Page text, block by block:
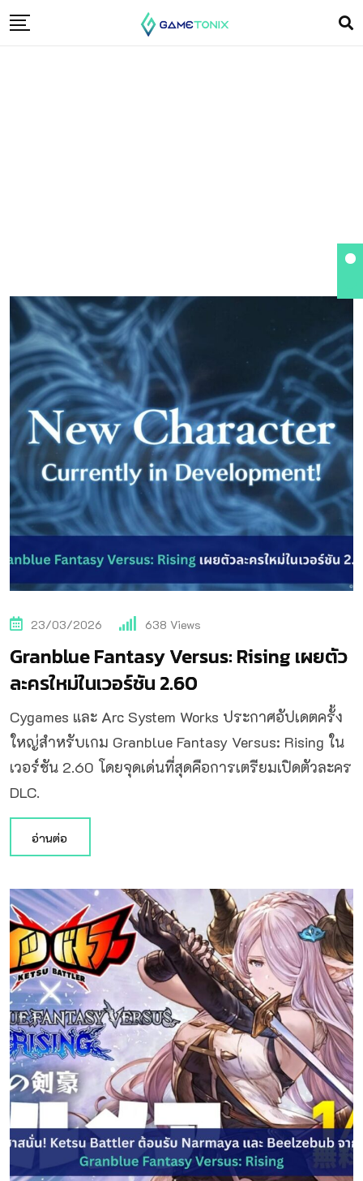
23/03/2026 638 Views
Granblue Fantasy Versus: Rising เผยตัว
ละครใหม่ในเวอร์ชัน 2.60
Cygames และ Arc System Works ประกาศอัปเดตครั้ง
ใหญ่สำหรับเกม Granblue Fantasy Versus: Rising ใน
เวอร์ชัน 2.60 โดยจุดเด่นที่สุดคือการเตรียมเปิดตัวละคร
DLC.
อ่านต่อ